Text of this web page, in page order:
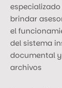
brindar
el
del sistema
documental
archivos